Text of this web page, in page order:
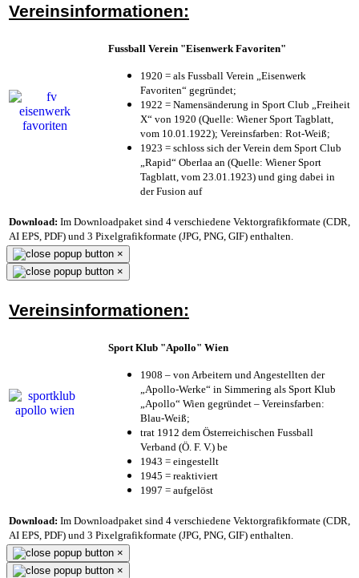
Vereinsinformationen:
Fussball Verein "Eisenwerk Favoriten"
1920 = als Fussball Verein „Eisenwerk
Favoriten“ gegründet;
1922 = Namensänderung in Sport Club „Freiheit
X“ von 1920 (Quelle: Wiener Sport Tagblatt,
vom 10.01.1922); Vereinsfarben: Rot-Weiß;
1923 = schloss sich der Verein dem Sport Club
„Rapid“ Oberlaa an (Quelle: Wiener Sport
Tagblatt, vom 23.01.1923) und ging dabei in
der Fusion auf
Download: Im Downloadpaket sind 4 verschiedene Vektorgrafikformate (CDR,
AI EPS, PDF) und 3 Pixelgrafikformate (JPG, PNG, GIF) enthalten.
×
×
Vereinsinformationen:
Sport Klub "Apollo" Wien
1908 – von Arbeitern und Angestellten der
„Apollo-Werke“ in Simmering als Sport Klub
„Apollo“ Wien gegründet – Vereinsfarben:
Blau-Weiß;
trat 1912 dem Österreichischen Fussball
Verband (Ö. F. V.) be
1943 = eingestellt
1945 = reaktiviert
1997 = aufgelöst
Download: Im Downloadpaket sind 4 verschiedene Vektorgrafikformate (CDR,
AI EPS, PDF) und 3 Pixelgrafikformate (JPG, PNG, GIF) enthalten.
×
×